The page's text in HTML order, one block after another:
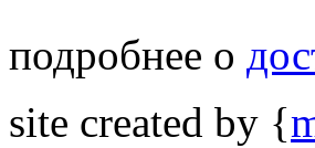
подробнее о
site created by {